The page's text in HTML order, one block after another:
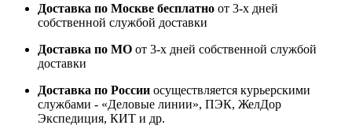
Доставка по Москве бесплатно от 3-х дней
собственной службой доставки
Доставка по МО от 3-х дней собственной службой
доставки
Доставка по России осуществляется курьерскими
службами - «Деловые линии», ПЭК, ЖелДор
Экспедиция, КИТ и др.